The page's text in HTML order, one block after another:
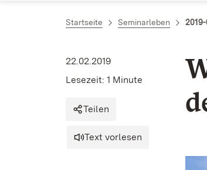
Startseite Seminarleben
22.02.2019
Lesezeit: 1 Minute
Teilen
Text vorlesen